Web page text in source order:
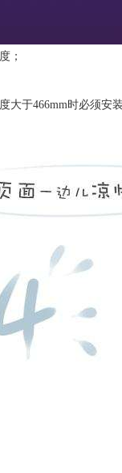
；
大于466mm时必须安